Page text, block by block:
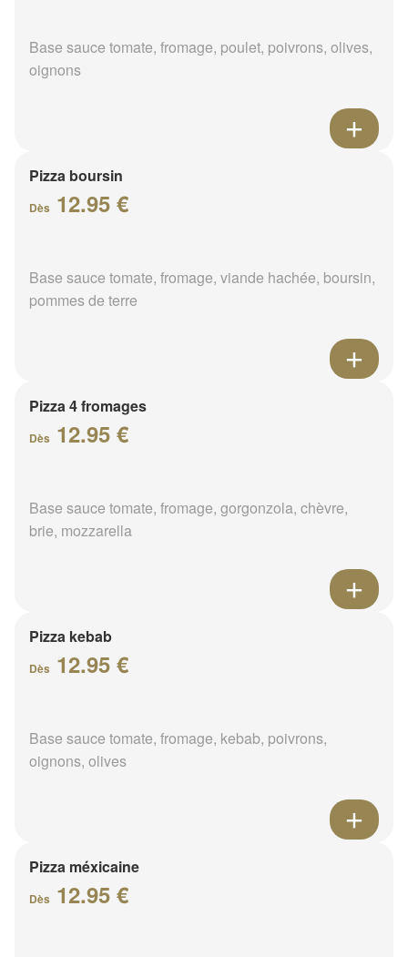
Base sauce tomate, fromage, poulet, poivrons, olives,
oignons
Pizza boursin
Dès 12.95 €
Base sauce tomate, fromage, viande hachée, boursin,
pommes de terre
Pizza 4 fromages
Dès 12.95 €
Base sauce tomate, fromage, gorgonzola, chèvre,
brie, mozzarella
Pizza kebab
Dès 12.95 €
Base sauce tomate, fromage, kebab, poivrons,
oignons, olives
Pizza méxicaine
Dès 12.95 €